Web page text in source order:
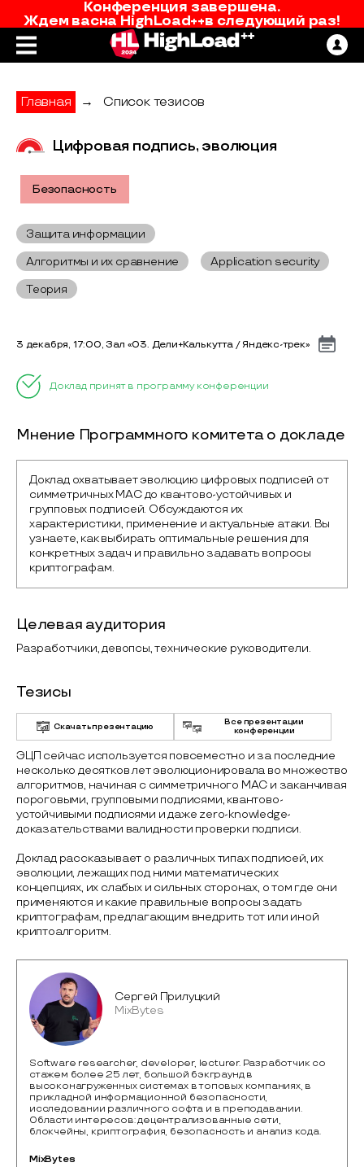
Конференция завершена.
Ждем васна HighLoad++в следующий раз!
Главная → Список тезисов
Цифровая подпись, эволюция
Безопасность
Защита информации
Алгоритмы и их сравнение
Application security
Теория
3 декабря, 17:00, Зал «03. Дели+Калькутта / Яндекс-трек»
Доклад принят в программу конференции
Мнение Программного комитета о докладе
Доклад охватывает эволюцию цифровых подписей от
симметричных MAC до квантово-устойчивых и
групповых подписей. Обсуждаются их
характеристики, применение и актуальные атаки. Вы
узнаете, как выбирать оптимальные решения для
конкретных задач и правильно задавать вопросы
криптографам.
Целевая аудитория
Разработчики, девопсы, технические руководители.
Тезисы
Скачать презентацию
Все презентации
конференции
ЭЦП сейчас используется повсеместно и за последние
несколько десятков лет эволюционировала во множество
алгоритмов, начиная с симметричного MAC и заканчивая
пороговыми, групповыми подписями, квантово-
устойчивыми подписями и даже zero-knowledge-
доказательствами валидности проверки подписи.
Доклад рассказывает о различных типах подписей, их
эволюции, лежащих под ними математических
концепциях, их слабых и сильных сторонах, о том где они
применяются и какие правильные вопросы задать
криптографам, предлагающим внедрить тот или иной
криптоалгоритм.
Сергей Прилуцкий
MixBytes
Software researcher, developer, lecturer. Разработчик со
стажем более 25 лет, большой бэкграунд в
высоконагруженных системах в топовых компаниях, в
прикладной информационной безопасности,
исследовании различного софта и в преподавании.
Области интересов: децентрализованные сети,
блокчейны, криптография, безопасность и анализ кода.
MixBytes